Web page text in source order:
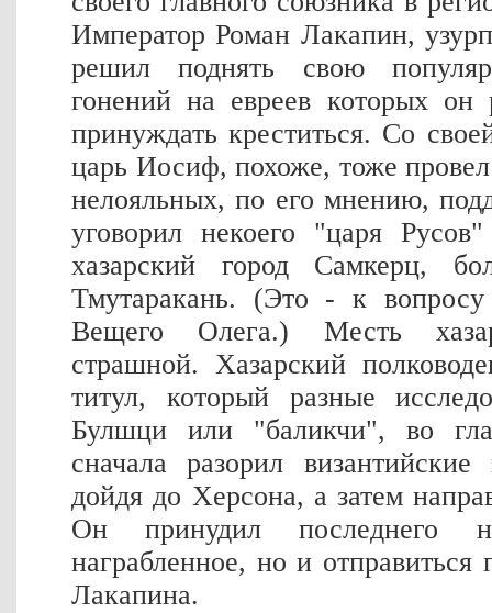
Император Роман Лакапин,
решил поднять свою
гонений на евреев которых он
принуждать креститься. Со
царь Иосиф, похоже, тоже
нелояльных, по его мнению,
уговорил некоего "царя
хазарский город Самкерц,
Тмутаракань. (Это - к
Вещего Олега.) Месть
страшной. Хазарский
титул, который разные
Булшци или "баликчи", во
сначала разорил
дойдя до Херсона, а затем
Он принудил последнего
награбленное, но и
Лакапина.